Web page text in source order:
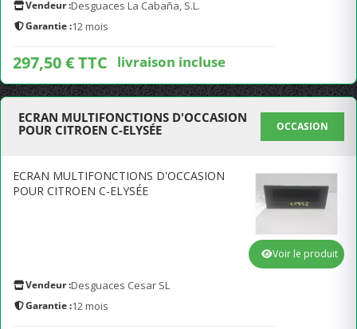
Vendeur :Desguaces La Cabaña, S.L.
Garantie :12 mois
297,50 € TTC livraison incluse
ECRAN MULTIFONCTIONS D'OCCASION
POUR CITROEN C-ELYSÉE
OCCASION
ECRAN MULTIFONCTIONS D'OCCASION
POUR CITROEN C-ELYSÉE
Vendeur :Desguaces Cesar SL
Garantie :12 mois
Voir le produit